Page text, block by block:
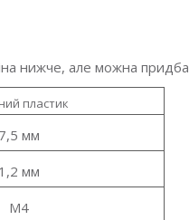
нижче, але можна
пластик
7,5 мм
1,2 мм
M4